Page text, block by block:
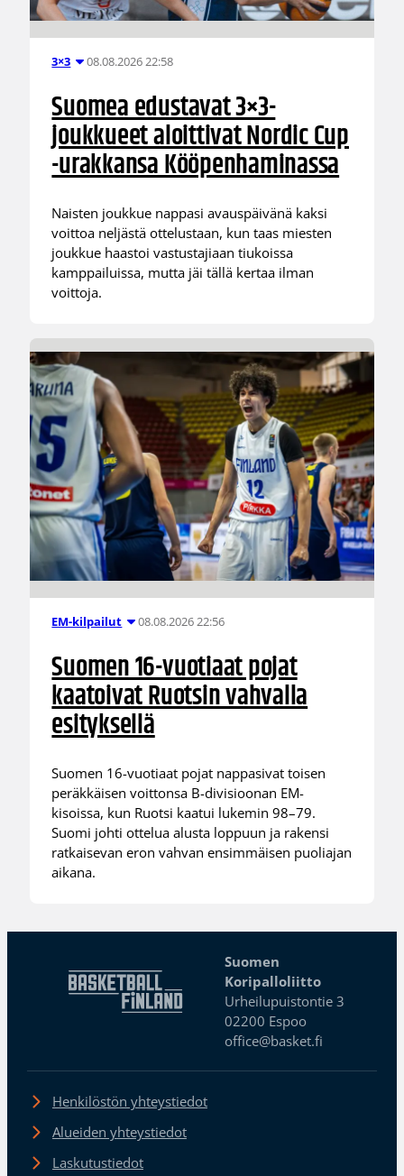
3×3 08.08.2026 22:58
Suomea edustavat 3×3-
joukkueet aloittivat Nordic Cup
-urakkansa Kööpenhaminassa
Naisten joukkue nappasi avauspäivänä kaksi
voittoa neljästä ottelustaan, kun taas miesten
joukkue haastoi vastustajiaan tiukoissa
kamppailuissa, mutta jäi tällä kertaa ilman
voittoja.
EM-kilpailut 08.08.2026 22:56
Suomen 16-vuotiaat pojat
kaatoivat Ruotsin vahvalla
esityksellä
Suomen 16-vuotiaat pojat nappasivat toisen
peräkkäisen voittonsa B-divisioonan EM-
kisoissa, kun Ruotsi kaatui lukemin 98–79.
Suomi johti ottelua alusta loppuun ja rakensi
ratkaisevan eron vahvan ensimmäisen puoliajan
aikana.
Suomen
Koripalloliitto
Urheilupuistontie 3
02200 Espoo
office@basket.fi
Henkilöstön yhteystiedot
Alueiden yhteystiedot
Laskutustiedot